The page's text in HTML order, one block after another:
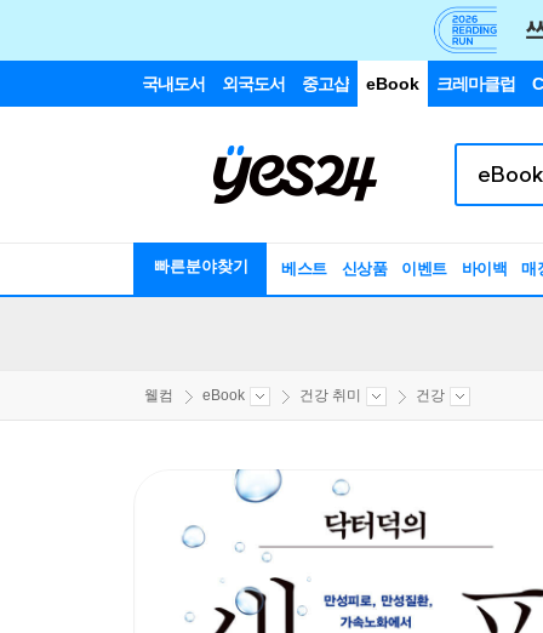
국내도서 외국도서 중고샵 eBook 크레마클럽
빠른분야찾기 베스트 신상품 이벤트 바이백 매
웰컴 eBook 건강 취미 건강